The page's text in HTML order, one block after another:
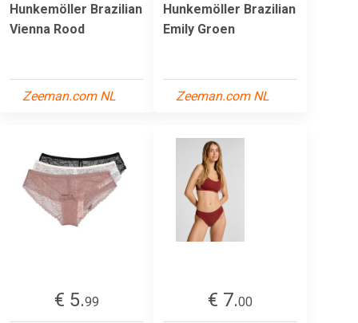
Hunkemöller Brazilian
Vienna Rood
Zeeman.com NL
Hunkemöller Brazilian
Emily Groen
Zeeman.com NL
€ 5.99
€ 7.00